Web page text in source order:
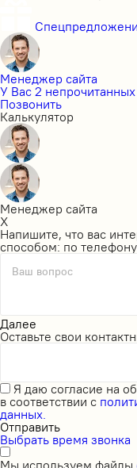
Менеджер сайта
У Вас 2
Позвонить
Калькулятор
Менеджер сайта
X
Напишите, что вас
способом: по
Ваш вопрос
Далее
Оставьте свои
Я даю согласие на
в соответствии с
данных.
Отправить
Выбрать время звонка
Мы используем файлы